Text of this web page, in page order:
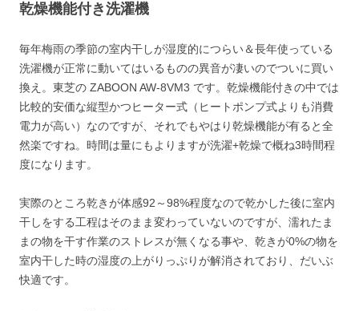
乾燥機能付き洗濯機
毎年梅雨の季節の室内干しが湿度的につらい＆長年使っている
洗濯機が正常に動いてはいるものの異音が凄いのでついに買い
換え。東芝の ZABOON AW-8VM3 です。乾燥機能付きの中では
比較的安価な縦型かつヒーター式（ヒートポンプ式よりも消費
電力が高い）なのですが、それでもやはり乾燥機能が有ると全
然楽ですね。時間は量にもよりますが洗濯+乾燥で概ね3時間程
度になります。
実際のところ乾きが体感92～98%程度なので乾かした後に室内
干しをする工程はそのまま変わっていないのですが、濡れたま
まの物を干す作業のストレスが無くなる事や、乾きが0%の物を
室内干した時の湿度の上がりっぷりが解消されており、だいぶ
快適です。